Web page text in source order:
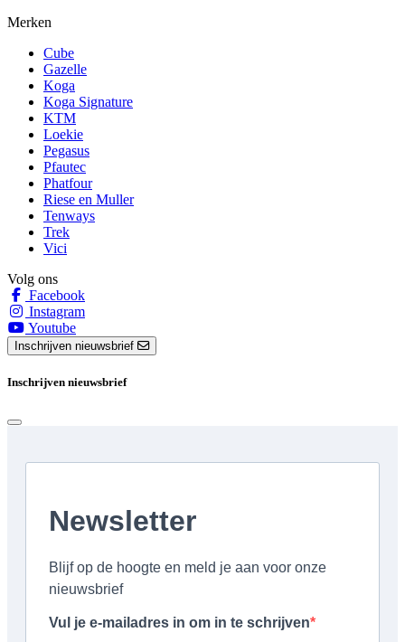
Merken
Cube
Gazelle
Koga
Koga Signature
KTM
Loekie
Pegasus
Pfautec
Phatfour
Riese en Muller
Tenways
Trek
Vici
Volg ons
Facebook
Instagram
Youtube
Inschrijven nieuwsbrief
Inschrijven nieuwsbrief